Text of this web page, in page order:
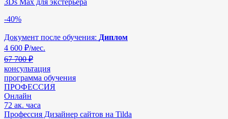
-40%
Документ после обучения: Диплом
4 600 ₽/мес.
67 700 ₽
консультация
программа обучения
ПРОФЕССИЯ
Онлайн
72 ак. часа
Профессия Дизайнер сайтов на Tilda